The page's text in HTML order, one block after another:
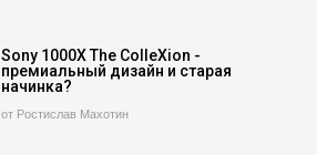
Sony 1000X The ColleXion -
премиальный дизайн и старая
начинка?
от Ростислав Махотин